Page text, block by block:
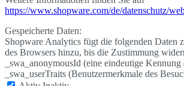
https://www.shopware.com/de/datenschutz/
Gespeicherte Daten:
Shopware Analytics fügt die folgenden Daten
des Browsers hinzu, bis die Zustimmung
_swa_anonymousId (eine eindeutige Kennung
_swa_userTraits (Benutzermerkmale des